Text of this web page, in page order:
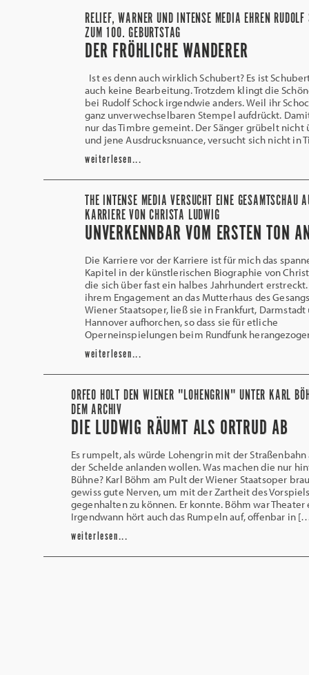
RELIEF, WARNER UND INTENSE MEDIA EHREN RUDOLF
ZUM 100. GEBURTSTAG
DER FRÖHLICHE WANDERER
Ist es denn auch wirklich Schubert? Es ist
auch keine Bearbeitung. Trotzdem klingt die
bei Rudolf Schock irgendwie anders. Weil ihr
ganz unverwechselbaren Stempel aufdrückt.
nur das Timbre gemeint. Der Sänger grübelt nicht
und jene Ausdrucksnuance, versucht sich nicht in
weiterlesen...
THE INTENSE MEDIA VERSUCHT EINE GESAMTSCHAU
KARRIERE VON CHRISTA LUDWIG
UNVERKENNBAR VOM ERSTEN TON
Die Karriere vor der Karriere ist für mich das
Kapitel in der künstlerischen Biographie von
die sich über fast ein halbes Jahrhundert
ihrem Engagement an das Mutterhaus des
Wiener Staatsoper, ließ sie in Frankfurt, Darmstadt
Hannover aufhorchen, so dass sie für etliche
Operneinspielungen beim Rundfunk
weiterlesen...
ORFEO HOLT DEN WIENER "LOHENGRIN" UNTER KARL
DEM ARCHIV
DIE LUDWIG RÄUMT ALS ORTRUD AB
Es rumpelt, als würde Lohengrin mit der Straßenbahn
der Schelde anlanden wollen. Was machen die nur
Bühne? Karl Böhm am Pult der Wiener Staatsoper
gewiss gute Nerven, um mit der Zartheit des
gegenhalten zu können. Er konnte. Böhm war Theater
Irgendwann hört auch das Rumpeln auf, offenbar in
weiterlesen...